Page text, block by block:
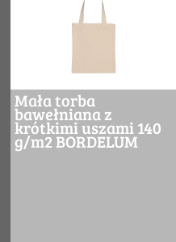
Mała torba
bawełniana z
krótkimi uszami 140
g/m2 BORDELUM